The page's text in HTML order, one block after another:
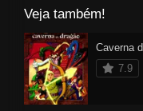
Veja também!
Caverna
7.9